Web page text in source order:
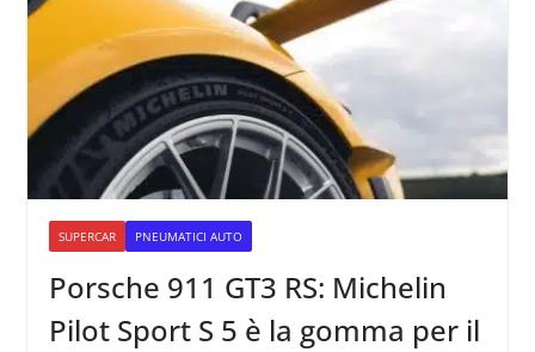
SUPERCAR PNEUMATICI AUTO
Porsche 911 GT3 RS: Michelin
Pilot Sport S 5 è la gomma per il